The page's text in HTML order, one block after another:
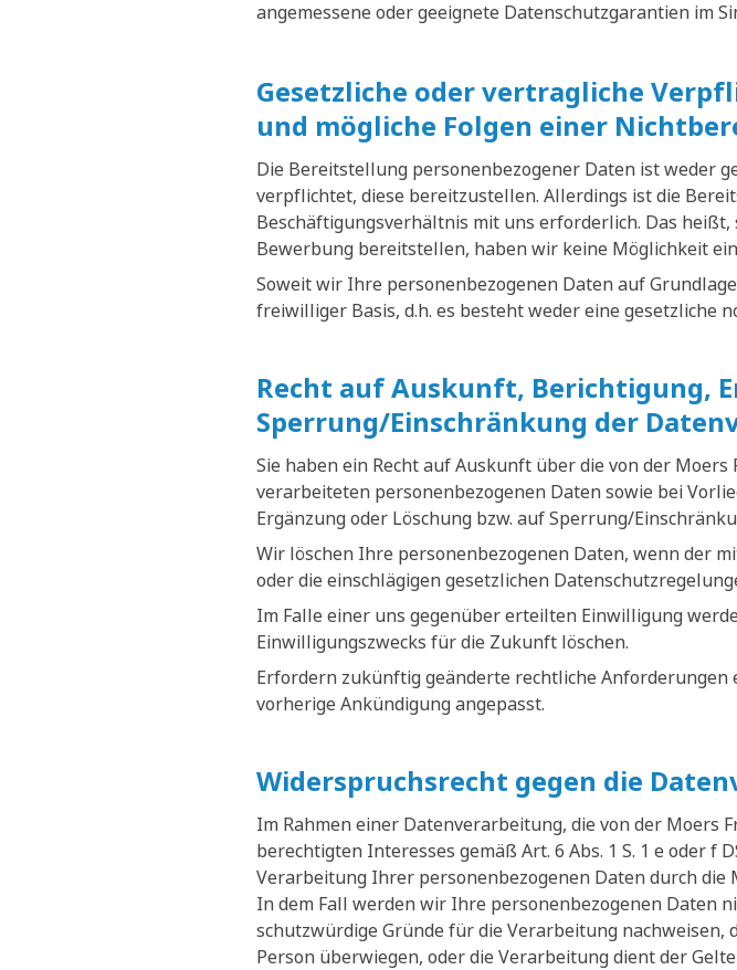
angemessene oder geeignete Datenschutzgarantien im
Gesetzliche oder vertragliche
und mögliche Folgen einer
Die Bereitstellung personenbezogener Daten ist weder
verpflichtet, diese bereitzustellen. Allerdings ist die
Beschäftigungsverhältnis mit uns erforderlich. Das
Bewerbung bereitstellen, haben wir keine Möglichkeit
Soweit wir Ihre personenbezogenen Daten auf
freiwilliger Basis, d.h. es besteht weder eine gesetzliche
Recht auf Auskunft, Berichtigung,
Sperrung/Einschränkung der
Sie haben ein Recht auf Auskunft über die von der
verarbeiteten personenbezogenen Daten sowie bei
Ergänzung oder Löschung bzw. auf Sperrung/
Wir löschen Ihre personenbezogenen Daten, wenn der
oder die einschlägigen gesetzlichen
Im Falle einer uns gegenüber erteilten Einwilligung
Einwilligungszwecks für die Zukunft löschen.
Erfordern zukünftig geänderte rechtliche
vorherige Ankündigung angepasst.
Widerspruchsrecht gegen die
Im Rahmen einer Datenverarbeitung, die von der Moers
berechtigten Interesses gemäß Art. 6 Abs. 1 S. 1 e oder f
Verarbeitung Ihrer personenbezogenen Daten durch die
In dem Fall werden wir Ihre personenbezogenen Daten
schutzwürdige Gründe für die Verarbeitung
Person überwiegen, oder die Verarbeitung dient der